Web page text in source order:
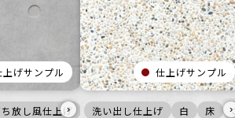
上げサンプル
放し風仕上げ 灰 壁 ざらざら 商業空
›
仕上げサンプル
洗い出し仕上げ 白 床 ›